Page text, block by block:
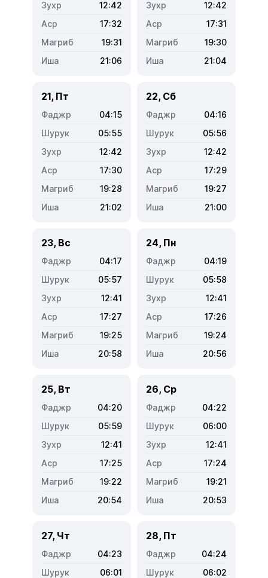
12:42
17:32
19:31
21:06
12:42
17:31
19:30
21:04
21, Пт
04:15
05:55
12:42
17:30
19:28
21:02
22, Сб
04:16
05:56
12:42
17:29
19:27
21:00
23, Вс
04:17
05:57
12:41
17:27
19:25
20:58
24, Пн
04:19
05:58
12:41
17:26
19:24
20:56
25, Вт
04:20
05:59
12:41
17:25
19:22
20:54
26, Ср
04:22
06:00
12:41
17:24
19:21
20:53
27, Чт
04:23
06:01
28, Пт
04:24
06:02